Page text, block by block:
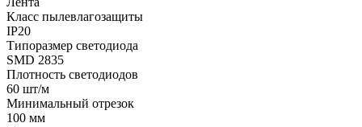
Класс пылевлагозащиты
IP20
Типоразмер светодиода
SMD 2835
Плотность светодиодов
60 шт/м
Минимальный отрезок
100 мм